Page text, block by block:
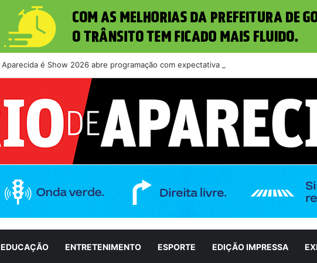
Aparecida é Show 2026 abre programação com expectativa de grande público nesta
EDUCAÇÃO ENTRETENIMENTO ESPORTE EDIÇÃO IMPRESSA